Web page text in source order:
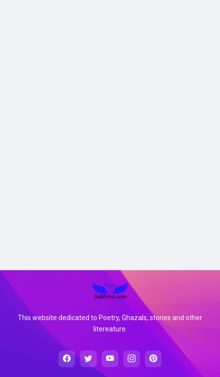
This website dedicated to Poetry, Ghazals, stories and other
litereature.